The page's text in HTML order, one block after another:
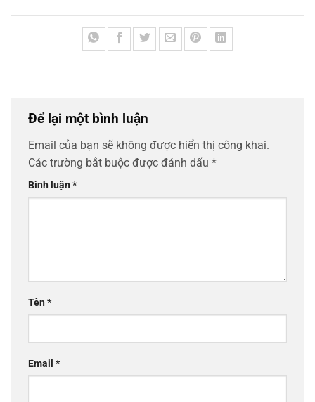
Để lại một bình luận
Email của bạn sẽ không được hiển thị công khai.
Các trường bắt buộc được đánh dấu *
Bình luận*
Tên*
Email *